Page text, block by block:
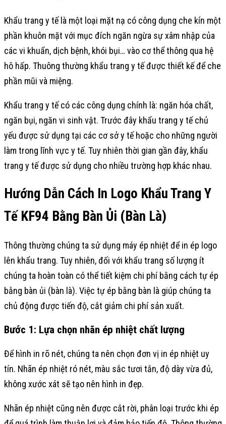
Khẩu trang y tế là một loại mặt nạ có công dụng che kín một
phần khuôn mặt với mục đích ngăn ngừa sự xâm nhập của
các vi khuẩn, dịch bệnh, khói bụi… vào cơ thể thông qua hệ
hô hấp. Thuông thường khẩu trang y tế được thiết kế để che
phần mũi và miệng.
Khẩu trang y tế có các công dụng chính là: ngăn hóa chất,
ngăn bụi, ngăn vi sinh vật. Trước đây khẩu trang y tế chủ
yếu được sử dụng tại các cơ sở y tế hoặc cho những người
làm trong lĩnh vực y tế. Tuy nhiên thời gian gần đây, khẩu
trang y tế được sử dụng cho nhiều trường hợp khác nhau.
Hướng Dẫn Cách In Logo Khẩu Trang Y
Tế KF94 Bằng Bàn Ủi (Bàn Là)
Thông thường chúng ta sử dụng máy ép nhiệt để in ép logo
lên khẩu trang. Tuy nhiên, đối với khẩu trang số lượng ít
chúng ta hoàn toàn có thể tiết kiệm chi phí bằng cách tự ép
bằng bàn ủi (bàn là). Việc tự ép bằng bàn là giúp chúng ta
chủ động được tiến độ, cắt giảm chi phí sản xuất.
Bước 1: Lựa chọn nhãn ép nhiệt chất lượng
Để hình in rõ nét, chúng ta nên chọn đơn vị in ép nhiệt uy
tín. Nhãn ép nhiệt ró nét, màu sắc tươi tắn, độ dày vừa đủ,
không xước xát sẽ tạo nên hình in đẹp.
Nhãn ép nhiệt cũng nên được cắt rời, phân loại trước khi ép